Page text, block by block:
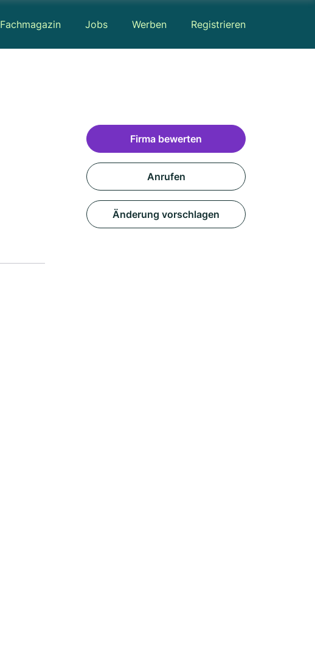
Fachmagazin Jobs Werben Registrieren
Firma bewerten
Anrufen
Änderung vorschlagen